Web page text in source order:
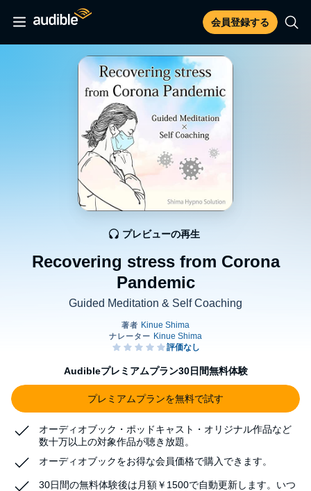
会員登録する
Recovering stress from Corona
Pandemic
Guided Meditation & Self Coaching
プレビューの再生
Audibleプレミアムプラン30日間無料体験
プレミアムプランを無料で試す
オーディオブック・ポッドキャスト・オリジナル作品など
数十万以上の対象作品が聴き放題。
オーディオブックをお得な会員価格で購入できます。
30日間の無料体験後は月額￥1500で自動更新します。いつ